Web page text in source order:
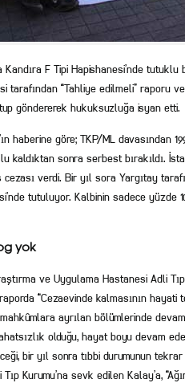
Kandıra F Tipi Hapishanesi’nde
tarafından “Tahliye edilmeli” raporu
göndererek hukuksuzluğa isyan etti.
haberine göre; TKP/ML davasından
kaldıktan sonra serbest bırakıldı.
cezası verdi. Bir yıl sora Yargıtay
tutuluyor. Kalbinin sadece yüzde
yok
ve Uygulama Hastanesi Adli
“Cezaevinde kalmasının hayati
ayrılan bölümlerinde
olduğu, hayat boyu devam
bir yıl sonra tıbbi durumunun
Kurumu’na sevk edilen Kalay’a,